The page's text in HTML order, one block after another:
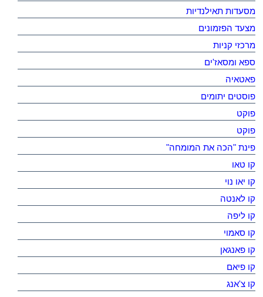
מסעדות תאילנדיות
מצעד הפזמונים
מרכזי קניות
ספא ומסאז'ים
פאטאיה
פוסטים יתומים
פוקט
פוקט
פינת "הכה את המומחה"
קו טאו
קו יאו נוי
קו לאנטה
קו ליפה
קו סאמוי
קו פאנגאן
קו פיאם
קו צ'אנג